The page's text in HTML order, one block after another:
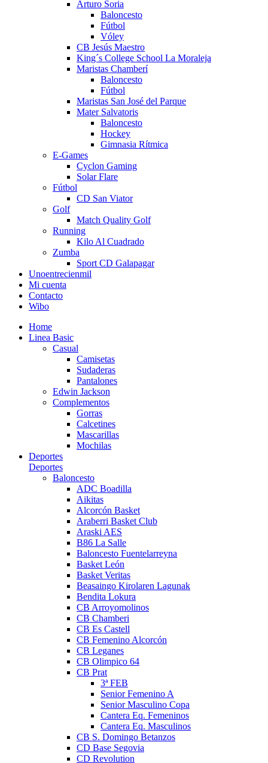
Arturo Soria
Baloncesto
Fútbol
Vóley
CB Jesús Maestro
King´s College School La Moraleja
Maristas Chamberí
Baloncesto
Fútbol
Maristas San José del Parque
Mater Salvatoris
Baloncesto
Hockey
Gimnasia Rítmica
E-Games
Cyclon Gaming
Solar Flare
Fútbol
CD San Viator
Golf
Match Quality Golf
Running
Kilo Al Cuadrado
Zumba
Sport CD Galapagar
Unoentrecienmil
Mi cuenta
Contacto
Wibo
Home
Linea Basic
Casual
Camisetas
Sudaderas
Pantalones
Edwin Jackson
Complementos
Gorras
Calcetines
Mascarillas
Mochilas
Deportes
Deportes
Baloncesto
ADC Boadilla
Aikitas
Alcorcón Basket
Araberri Basket Club
Araski AES
B86 La Salle
Baloncesto Fuentelarreyna
Basket León
Basket Veritas
Beasaingo Kirolaren Lagunak
Bendita Lokura
CB Arroyomolinos
CB Chamberi
CB Es Castell
CB Femenino Alcorcón
CB Leganes
CB Olimpico 64
CB Prat
3ª FEB
Senior Femenino A
Senior Masculino Copa
Cantera Eq. Femeninos
Cantera Eq. Masculinos
CB S. Domingo Betanzos
CD Base Segovia
CD Revolution